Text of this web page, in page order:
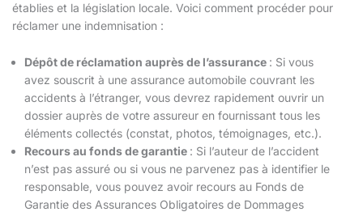
établies et la législation locale. Voici comment procéder pour
réclamer une indemnisation :
Dépôt de réclamation auprès de l’assurance : Si vous
avez souscrit à une assurance automobile couvrant les
accidents à l’étranger, vous devrez rapidement ouvrir un
dossier auprès de votre assureur en fournissant tous les
éléments collectés (constat, photos, témoignages, etc.).
Recours au fonds de garantie : Si l’auteur de l’accident
n’est pas assuré ou si vous ne parvenez pas à identifier le
responsable, vous pouvez avoir recours au Fonds de
Garantie des Assurances Obligatoires de Dommages